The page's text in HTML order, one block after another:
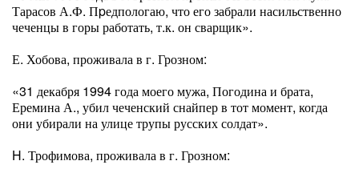
Тарасов А.Ф. Пpедпологаю, что его забрали насильственно
чеченцы в горы работать, т.к. он сварщик».
Е. Хобова, проживала в г. Грозном:
«31 декабря 1994 года моего мужа, Погодина и брата,
Еремина А., убил чеченский снайпер в тот момент, когда
они убирали на улице трупы русских солдат».
H. Трофимова, проживала в г. Грозном: